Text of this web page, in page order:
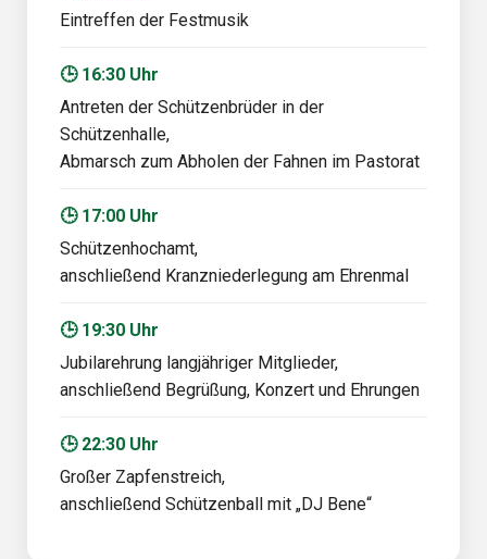
Eintreffen der Festmusik
🕒 16:30 Uhr
Antreten der Schützenbrüder in der
Schützenhalle,
Abmarsch zum Abholen der Fahnen im Pastorat
🕒 17:00 Uhr
Schützenhochamt,
anschließend Kranzniederlegung am Ehrenmal
🕒 19:30 Uhr
Jubilarehrung langjähriger Mitglieder,
anschließend Begrüßung, Konzert und Ehrungen
🕒 22:30 Uhr
Großer Zapfenstreich,
anschließend Schützenball mit „DJ Bene“